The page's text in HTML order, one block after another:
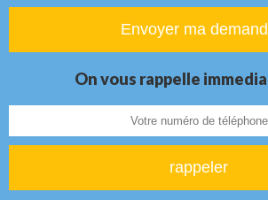
On vous rappelle